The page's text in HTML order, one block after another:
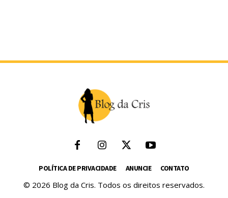
POLÍTICA DE PRIVACIDADE ANUNCIE CONTATO
© 2026 Blog da Cris. Todos os direitos reservados.